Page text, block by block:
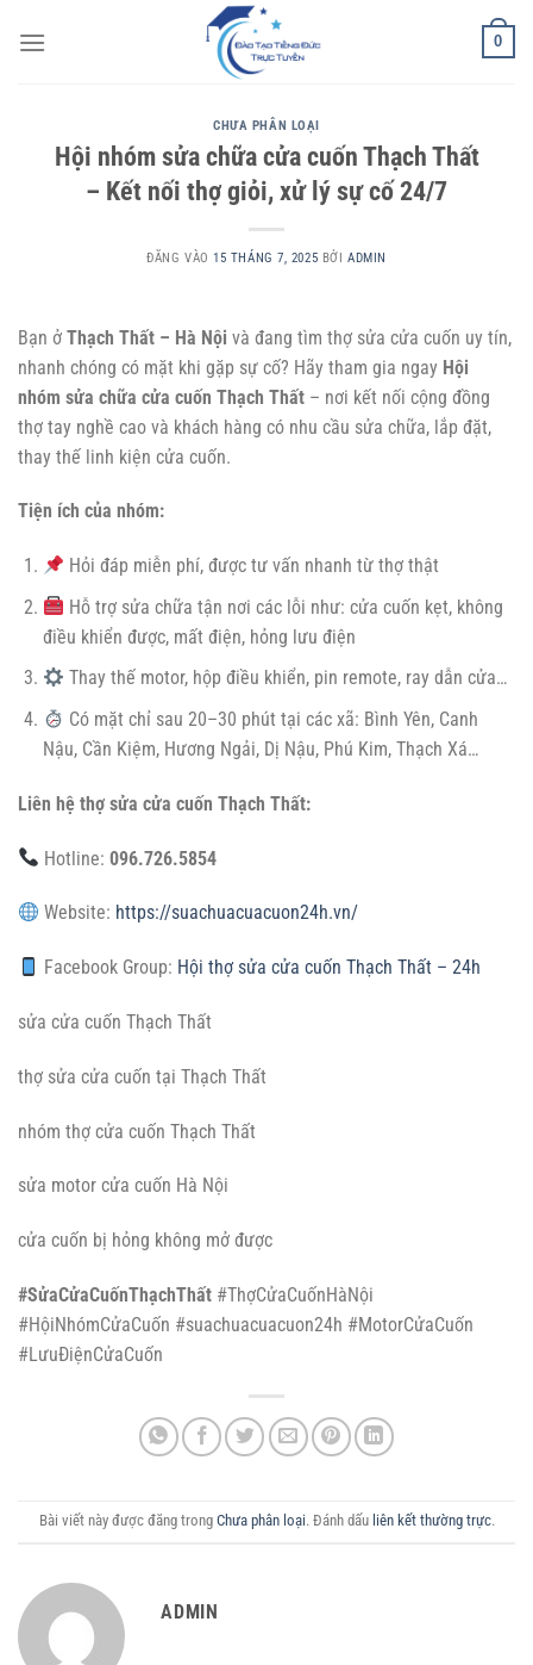
qua
0
CHƯA PHÂN LOẠI
Hội nhóm sửa chữa cửa cuốn Thạch Thất
– Kết nối thợ giỏi, xử lý sự cố 24/7
ĐĂNG VÀO15 THÁNG 7, 2025 BỞI ADMIN
Bạn ở Thạch Thất – Hà Nội và đang tìm thợ sửa cửa cuốn uy tín,
nhanh chóng có mặt khi gặp sự cố? Hãy tham gia ngay Hội
nhóm sửa chữa cửa cuốn Thạch Thất – nơi kết nối cộng đồng
thợ tay nghề cao và khách hàng có nhu cầu sửa chữa, lắp đặt,
thay thế linh kiện cửa cuốn.
Tiện ích của nhóm:
Hỏi đáp miễn phí, được tư vấn nhanh từ thợ thật
Hỗ trợ sửa chữa tận nơi các lỗi như: cửa cuốn kẹt, không
điều khiển được, mất điện, hỏng lưu điện
Thay thế motor, hộp điều khiển, pin remote, ray dẫn cửa…
Có mặt chỉ sau 20–30 phút tại các xã: Bình Yên, Canh
Nậu, Cần Kiệm, Hương Ngải, Dị Nậu, Phú Kim, Thạch Xá…
Liên hệ thợ sửa cửa cuốn Thạch Thất:
Hotline:096.726.5854
Website: https://suachuacuacuon24h.vn/
Facebook Group: Hội thợ sửa cửa cuốn Thạch Thất – 24h
sửa cửa cuốn Thạch Thất
thợ sửa cửa cuốn tại Thạch Thất
nhóm thợ cửa cuốn Thạch Thất
sửa motor cửa cuốn Hà Nội
cửa cuốn bị hỏng không mở được
#SửaCửaCuốnThạchThất #ThợCửaCuốnHàNội
#HộiNhómCửaCuốn #suachuacuacuon24h #MotorCửaCuốn
#LưuĐiệnCửaCuốn
Bài viết này được đăng trong Chưa phân loại. Đánh dấu liên kết thường trực.
ADMIN